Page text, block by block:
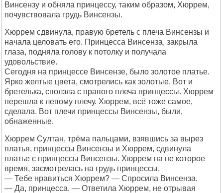
Винсензу и обняла принцессу, таким образом, Хюррем,
почувствовала грудь Винсензы.
Хюррем сдвинула, правую бретель с плеча Винсензы и
начала целовать его. Принцесса Винсенза, закрыла
глаза, подняла голову к потолку и получала
удовольствие.
Сегодня на принцессе Винсензе, было золотое платье.
Ярко желтые цвета, смотрелись как золотые. Вот и
бретелька, сползла с правого плеча принцессы. Хюррем
перешла к левому плечу. Хюррем, всё тоже самое,
сделала. Вот плечи принцессы Винсензы, были,
обнаженные.
Хюррем Султан, трёма пальцами, взявшись за вырез
платья, принцессы Винсензы и Хюррем, сдвинула
платье с принцессы Винсензы. Хюррем на не которое
время, засмотрелась на грудь принцессы.
— Тебе нравиться Хюррем? — Спросила Винсенза.
— Да, принцесса. — Ответила Хюррем, не отрывая